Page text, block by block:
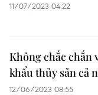
11/07/2023 04:22
Không chắc chắn
khẩu thủy sản cả
12/06/2023 08:55